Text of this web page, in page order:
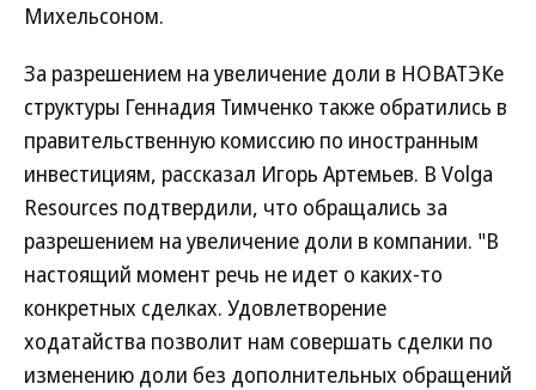
Михельсоном.
За разрешением на увеличение доли в НОВАТЭКе
структуры Геннадия Тимченко также обратились в
правительственную комиссию по иностранным
инвестициям, рассказал Игорь Артемьев. В Volga
Resources подтвердили, что обращались за
разрешением на увеличение доли в компании. "В
настоящий момент речь не идет о каких-то
конкретных сделках. Удовлетворение
ходатайства позволит нам совершать сделки по
изменению доли без дополнительных обращений